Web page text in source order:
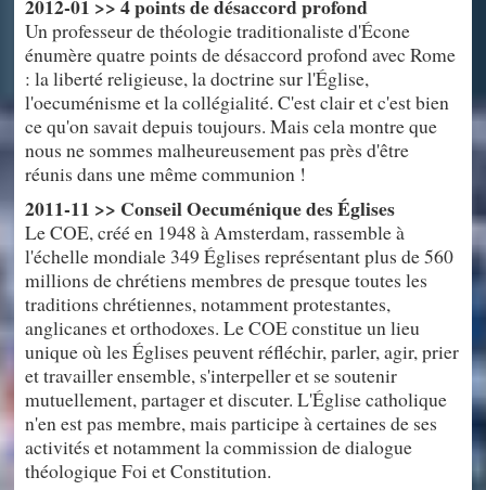
2012-01 >> 4 points de désaccord profond
Un professeur de théologie traditionaliste d'Écone
énumère quatre points de désaccord profond avec Rome
: la liberté religieuse, la doctrine sur l'Église,
l'oecuménisme et la collégialité. C'est clair et c'est bien
ce qu'on savait depuis toujours. Mais cela montre que
nous ne sommes malheureusement pas près d'être
réunis dans une même communion !
2011-11 >> Conseil Oecuménique des Églises
Le COE, créé en 1948 à Amsterdam, rassemble à
l'échelle mondiale 349 Églises représentant plus de 560
millions de chrétiens membres de presque toutes les
traditions chrétiennes, notamment protestantes,
anglicanes et orthodoxes. Le COE constitue un lieu
unique où les Églises peuvent réfléchir, parler, agir, prier
et travailler ensemble, s'interpeller et se soutenir
mutuellement, partager et discuter. L'Église catholique
n'en est pas membre, mais participe à certaines de ses
activités et notamment la commission de dialogue
théologique Foi et Constitution.